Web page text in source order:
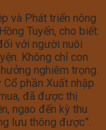
và Phát triển nông
Tuyến, cho biết:
với người nuôi
Không chỉ con
nghiêm trọng.
phần Xuất nhập
đã được thị
ngao đến kỳ thu
lưu thông được”.